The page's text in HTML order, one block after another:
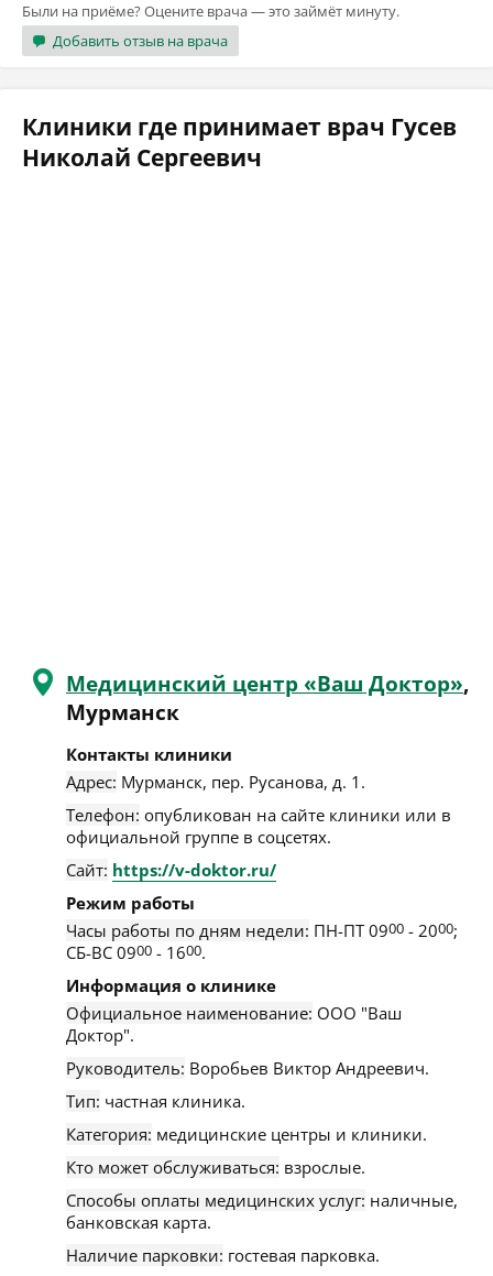
Были на приёме? Оцените врача — это займёт минуту.
Добавить отзыв на врача
Клиники где принимает врач Гусев
Николай Сергеевич
Медицинский центр «Ваш Доктор»,
Мурманск
Контакты клиники
Адрес: Мурманск, пер. Русанова, д. 1 .
Телефон: опубликован на сайте клиники или в
официальной группе в соцсетях.
Сайт: https://v-doktor.ru/
Режим работы
Часы работы по дням недели: ПН-ПТ 0900 - 2000;
СБ-ВС 0900 - 1600.
Информация о клинике
Официальное наименование: ООО "Ваш
Доктор".
Руководитель: Воробьев Виктор Андреевич.
Тип: частная клиника.
Категория: медицинские центры и клиники.
Кто может обслуживаться: взрослые.
Способы оплаты медицинских услуг: наличные,
банковская карта.
Наличие парковки: гостевая парковка.